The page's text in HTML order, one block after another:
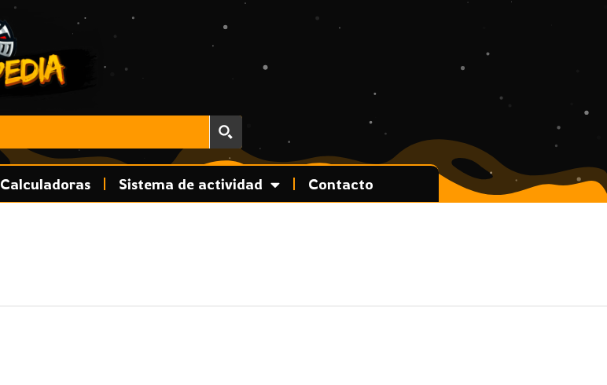
Calculadoras Sistema de actividad Contacto